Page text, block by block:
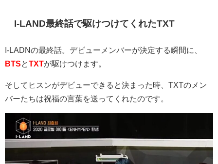
I-LAND最終話で駆けつけてくれたTXT
I-LADNの最終話。デビューメンバーが決定する瞬間に、
BTS とTXTが駆けつけます。
そしてヒスンがデビューできると決まった時、 TXTのメン
バーたちは祝福の言葉を送ってくれたのです。